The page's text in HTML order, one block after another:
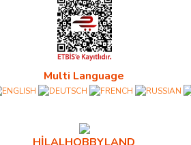
Multi Language